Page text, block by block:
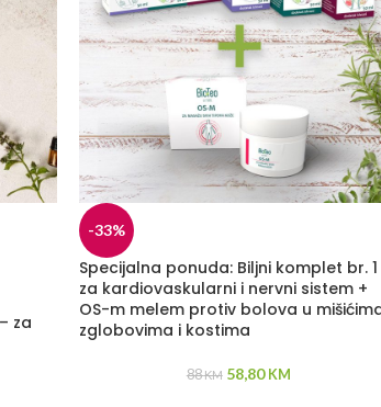
za
-33%
Specijalna ponuda: Biljni komplet br. 1
za kardiovaskularni i nervni sistem +
OS-m melem protiv bolova u
zglobovima i kostima
88KM 58,80 KM